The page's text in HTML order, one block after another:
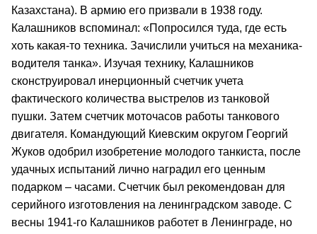
Казахстана). В армию его призвали в 1938 году.
Калашников вспоминал: «Попросился туда, где есть
хоть какая-то техника. Зачислили учиться на механика-
водителя танка». Изучая технику, Калашников
сконструировал инерционный счетчик учета
фактического количества выстрелов из танковой
пушки. Затем счетчик моточасов работы танкового
двигателя. Командующий Киевским округом Георгий
Жуков одобрил изобретение молодого танкиста, после
удачных испытаний лично наградил его ценным
подарком – часами. Счетчик был рекомендован для
серийного изготовления на ленинградском заводе. С
весны 1941-го Калашников работет в Ленинграде, но